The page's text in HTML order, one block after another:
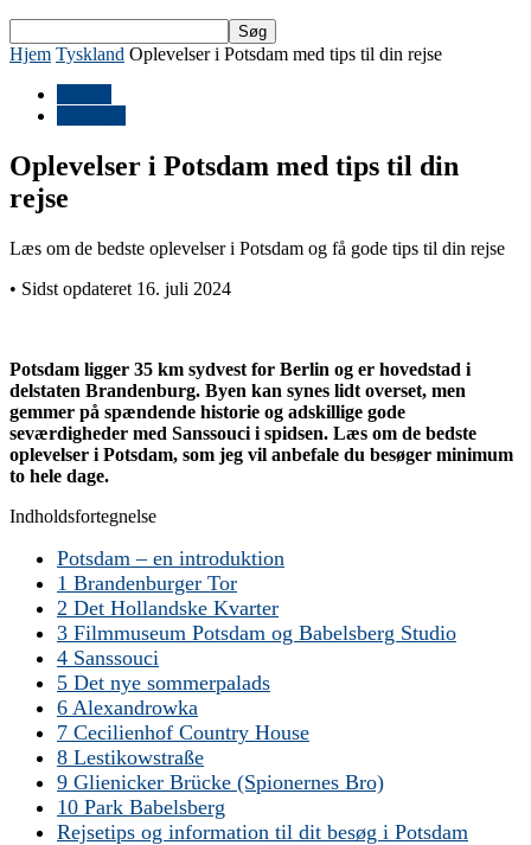
Hjem Tyskland Oplevelser i Potsdam med tips til din rejse
Oplevelser i Potsdam med tips til din
rejse
Læs om de bedste oplevelser i Potsdam og få gode tips til din rejse
• Sidst opdateret 16. juli 2024
Potsdam ligger 35 km sydvest for Berlin og er hovedstad i
delstaten Brandenburg. Byen kan synes lidt overset, men
gemmer på spændende historie og adskillige gode
seværdigheder med Sanssouci i spidsen. Læs om de bedste
oplevelser i Potsdam, som jeg vil anbefale du besøger minimum
to hele dage.
Indholdsfortegnelse
Potsdam – en introduktion
1 Brandenburger Tor
2 Det Hollandske Kvarter
3 Filmmuseum Potsdam og Babelsberg Studio
4 Sanssouci
5 Det nye sommerpalads
6 Alexandrowka
7 Cecilienhof Country House
8 Lestikowstraße
9 Glienicker Brücke (Spionernes Bro)
10 Park Babelsberg
Rejsetips og information til dit besøg i Potsdam